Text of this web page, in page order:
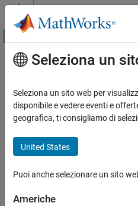
Vai al contenuto
Attiva/disattiva
Pagina iniziale della documentazione
Contenuto principale
How useful
Seleziona un
Seleziona un sito web per
disponibile e vedere eventi e
geografica, ti consigliamo di
United States
Puoi anche selezionare un sito
Americhe